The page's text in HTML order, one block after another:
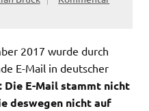
2017 wurde durch
E-Mail in deutscher
Die E-Mail stammt nicht
deswegen nicht auf